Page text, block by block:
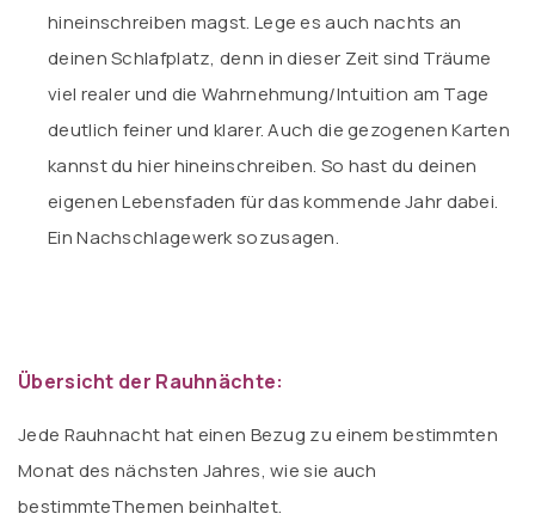
hineinschreiben magst. Lege es auch nachts an
deinen Schlafplatz, denn in dieser Zeit sind Träume
viel realer und die Wahrnehmung/Intuition am Tage
deutlich feiner und klarer. Auch die gezogenen Karten
kannst du hier hineinschreiben. So hast du deinen
eigenen Lebensfaden für das kommende Jahr dabei.
Ein Nachschlagewerk sozusagen.
Übersicht der Rauhnächte:
Jede Rauhnacht hat einen Bezug zu einem bestimmten
Monat des nächsten Jahres, wie sie auch
bestimmteThemen beinhaltet.